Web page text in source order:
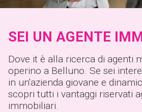
SEI UN AGENTE
Dove.it è alla ricerca di agenti
operino a Belluno. Se sei
in un'azienda giovane e
scopri tutti i vantaggi riservati
immobiliari.